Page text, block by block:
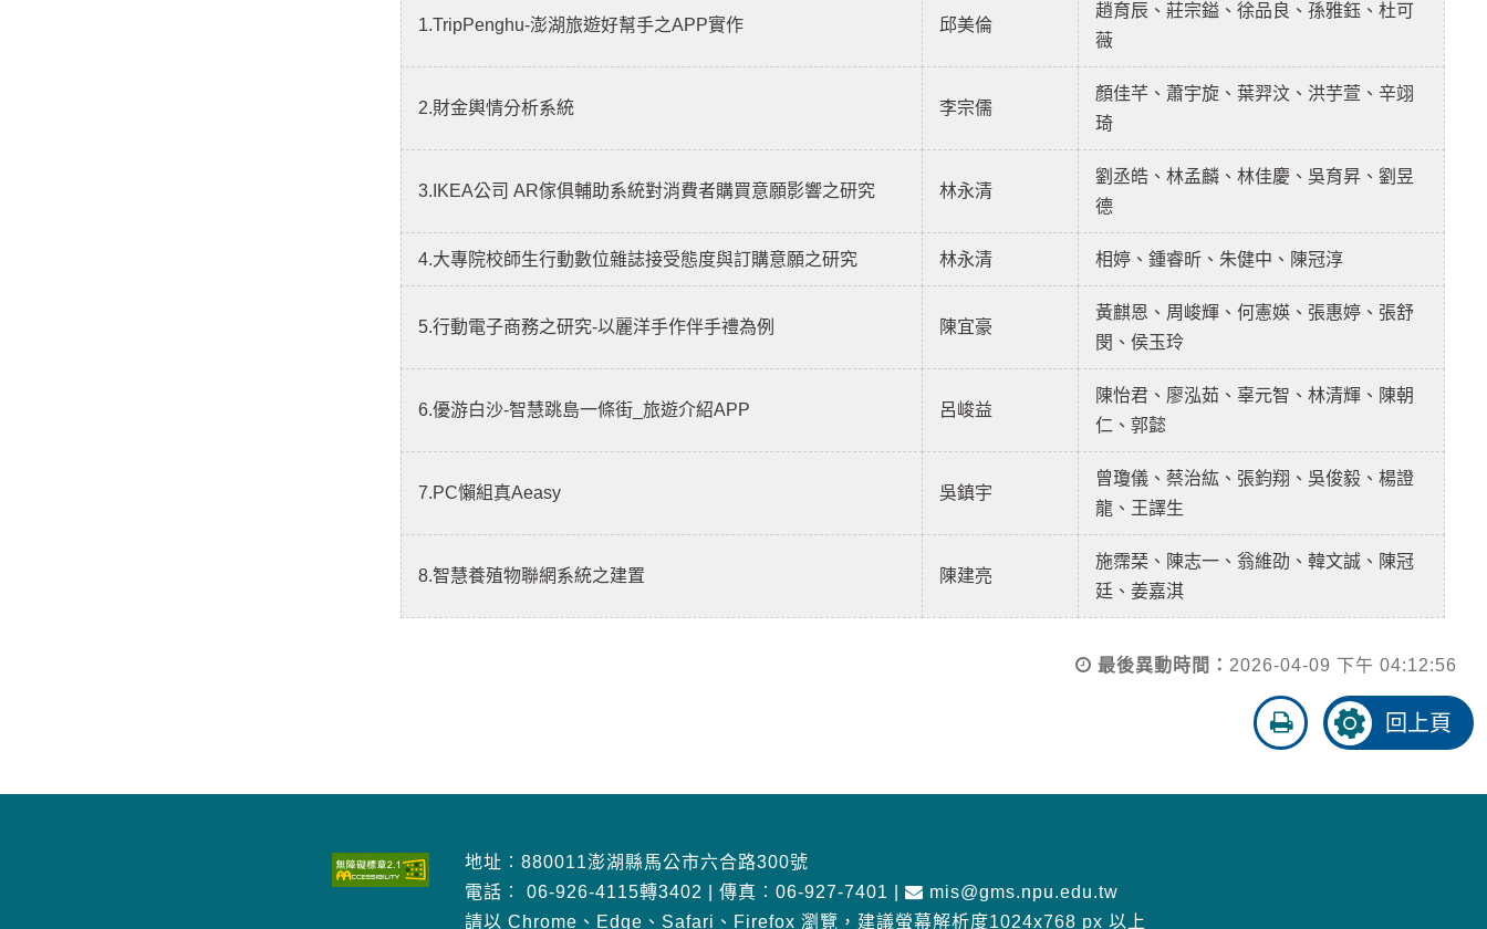
1.TripPenghu-澎湖旅遊好幫手之APP實作 邱美倫
趙育辰、莊宗鎰、徐品良、孫雅鈺、杜可
薇
2.財金輿情分析系統 李宗儒
顏佳芊、蕭宇旋、葉羿汶、洪芋萱、辛翊
琦
3.IKEA公司 AR傢俱輔助系統對消費者購買意願影響之研究 林永清
劉丞皓、林孟麟、林佳慶、吳育昇、劉昱
德
4.大專院校師生行動數位雜誌接受態度與訂購意願之研究 林永清 相婷、鍾睿昕、朱健中、陳冠淳
5.行動電子商務之研究-以麗洋手作伴手禮為例 陳宜豪
黃麒恩、周峻輝、何憲媖、張惠婷、張舒
閔、侯玉玲
6.優游白沙-智慧跳島一條街_旅遊介紹APP 呂峻益
陳怡君、廖泓茹、辜元智、林清輝、陳朝
仁、郭懿
7.PC懶組真Aeasy 吳鎮宇
曾瓊儀、蔡治紘、張鈞翔、吳俊毅、楊證
龍、王譯生
8.智慧養殖物聯網系統之建置 陳建亮
施霈琹、陳志一、翁維劭、韓文誠、陳冠
廷、姜嘉淇
最後異動時間： 2026-04-09 下午 04:12:56
友
善
印
回上頁
地址︰880011澎湖縣馬公市六合路300號
電話︰ 06-926-4115轉3402 傳真︰06-927-7401
mis@gms.npu.edu.tw
請以 Chrome、Edge、Safari、Firefox 瀏覽 ， 建議螢幕解析度1024x768 px 以上